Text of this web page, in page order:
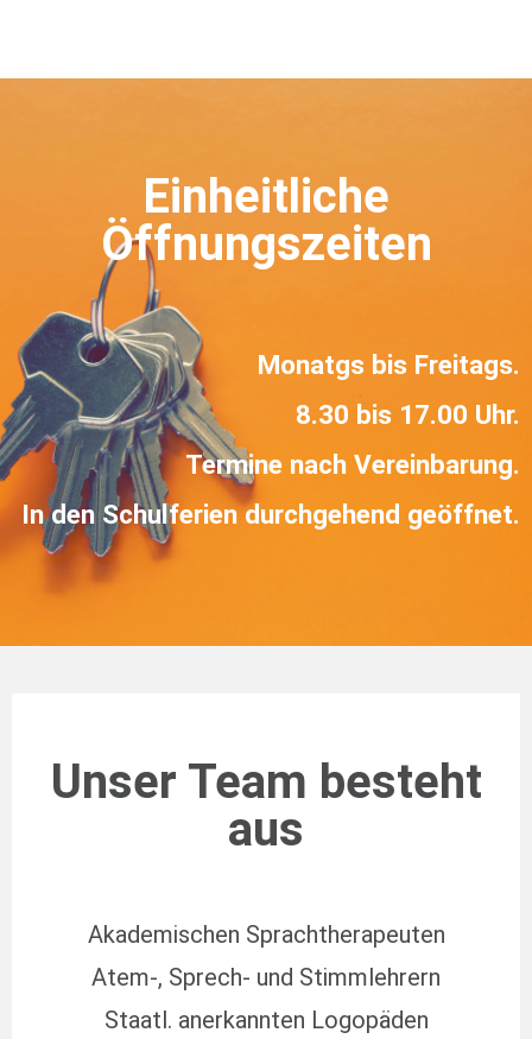
Einheitliche
Öffnungszeiten
Monatgs bis Freitags.
8.30 bis 17.00 Uhr.
Termine nach Vereinbarung.
In den Schulferien durchgehend geöffnet.
Unser Team besteht
aus
Akademischen Sprachtherapeuten
Atem-, Sprech- und Stimmlehrern
Staatl. anerkannten Logopäden